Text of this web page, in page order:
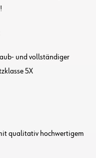
und vollständiger
5X
qualitativ hochwertigem